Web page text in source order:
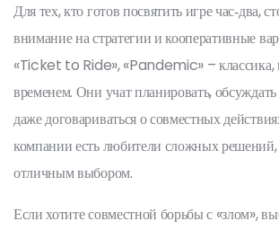
Для тех, кто готов посвятить игре час‑два,
внимание на стратегии и кооперативные
«Ticket to Ride», «Pandemic» – классика,
временем. Они учат планировать,
даже договариваться о совместных
компании есть любители сложных решений,
отличным выбором.
Если хотите совместной борьбы с «злом»,